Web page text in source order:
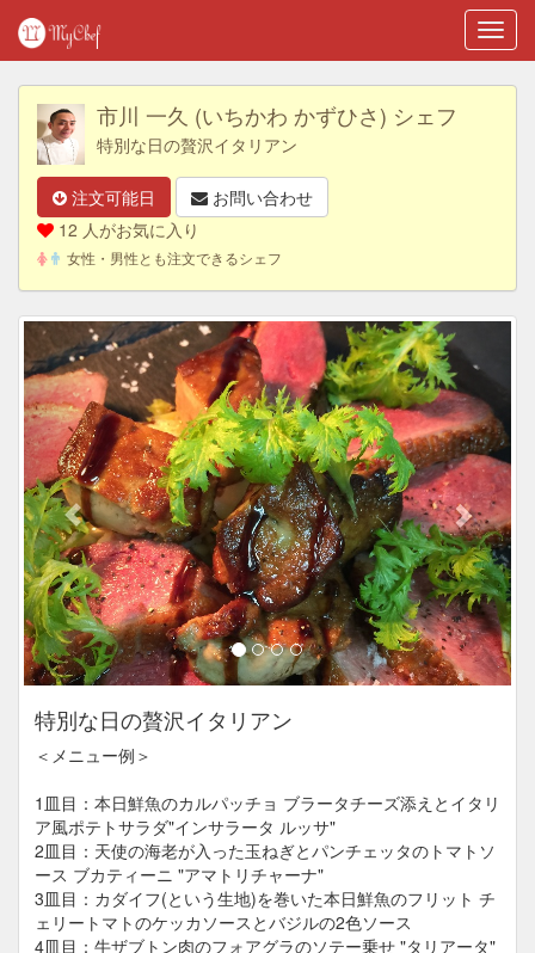
市川 一久 (いちかわ かずひさ) シェフ
特別な日の贅沢イタリアン
注文可能日
お問い合わせ
12 人がお気に入り
女性・男性とも注文できるシェフ
特別な日の贅沢イタリアン
＜メニュー例＞
1皿目：本日鮮魚のカルパッチョ ブラータチーズ添えとイタリ
ア風ポテトサラダ"インサラータ ルッサ"
2皿目：天使の海老が入った玉ねぎとパンチェッタのトマトソ
ース ブカティーニ "アマトリチャーナ"
3皿目：カダイフ(という生地)を巻いた本日鮮魚のフリット チ
ェリートマトのケッカソースとバジルの2色ソース
4皿目：牛ザブトン肉のフォアグラのソテー乗せ "タリアータ"